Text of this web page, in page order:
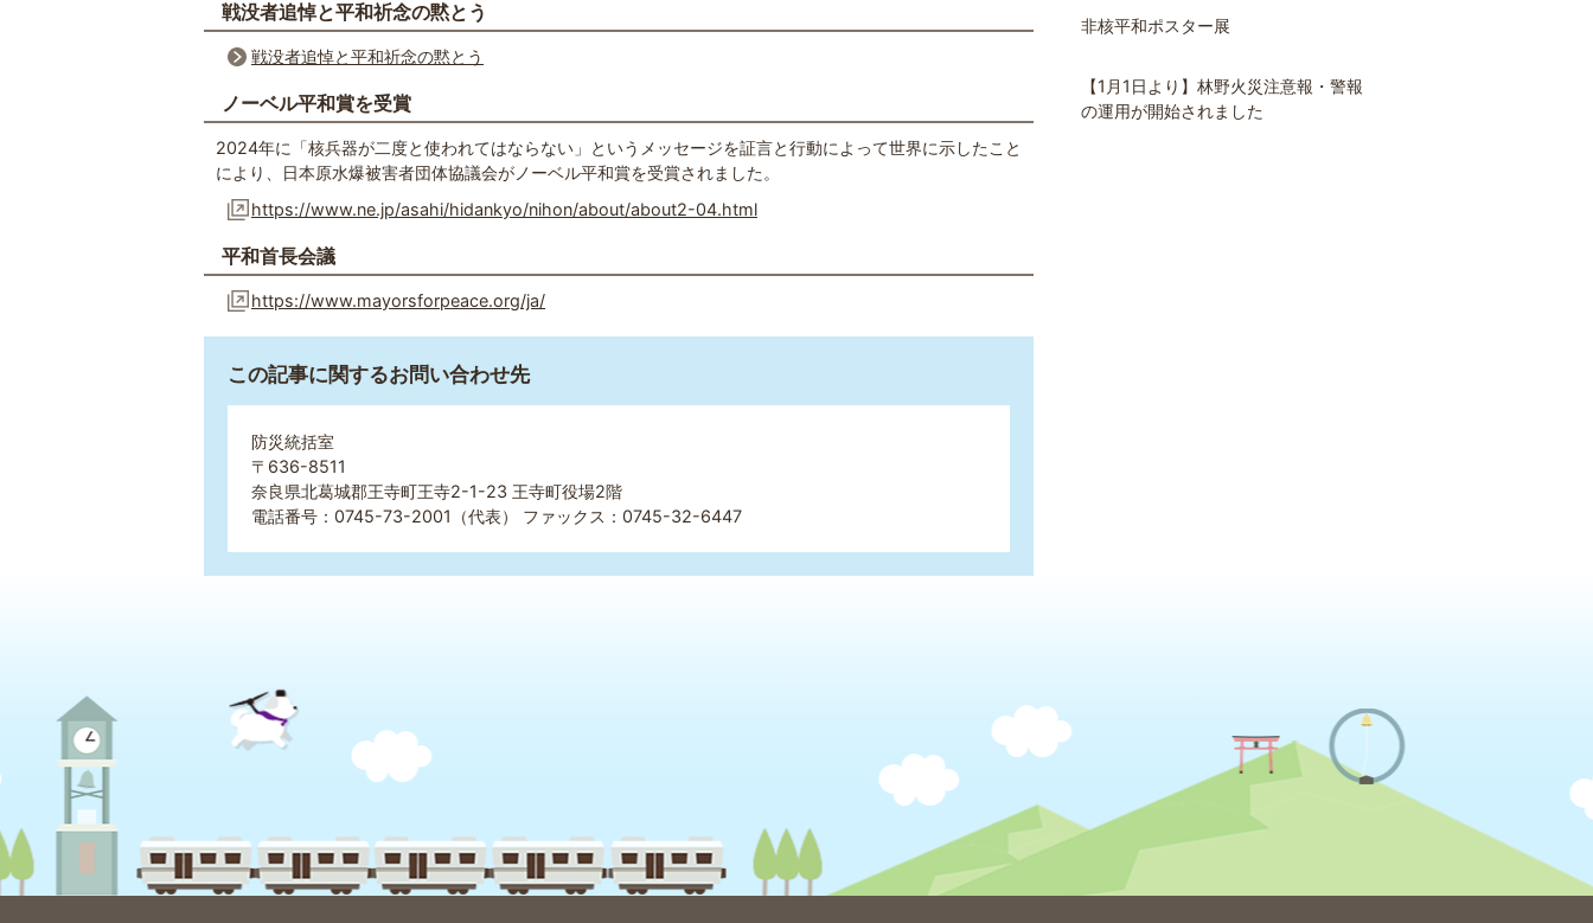
戦没者追悼と平和祈念の黙とう
戦没者追悼と平和祈念の黙とう
ノーベル平和賞を受賞
2024年に「核兵器が二度と使われてはならない」というメッセージを証言と行動によって世界に示したこと
により、日本原水爆被害者団体協議会がノーベル平和賞を受賞されました。
https://www.ne.jp/asahi/hidankyo/nihon/about/about2-04.html
平和首長会議
https://www.mayorsforpeace.org/ja/
この記事に関するお問い合わせ先
防災統括室
〒636-8511
奈良県北葛城郡王寺町王寺2-1-23 王寺町役場2階
電話番号：0745-73-2001（代表） ファックス：0745-32-6447
非核平和ポスター展
【1月1日より】林野火災注意報・警報
の運用が開始されました